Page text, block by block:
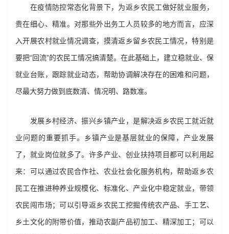
在疫情防控常态化背景下，为返乡农民工做好就业服务，
贵在细心、精准。对那些外出务工人员较多的地方而言，应深
入开展农村就业情况调查，摸清返乡留乡农民工情况，特别是
要把“回流”的农民工情况搞清楚。在此基础上，建立稳就业、保
就业台账，跟踪就业动态，帮助协调解决存在的困难和问题，
尽最大努力做到底数清、情况明、路数准。
发展乡村经济、振兴乡镇产业，是解决返乡农民工就近就
业问题的重要抓手。乡镇产业是基层就业的保障，产业发展
了，就业岗位就多了。许多产业、创业扶持项目都可以利用起
来：可以通过农民合作社、农业社会化服务机构，帮助返乡农
民工在推进种养业规模化、标准化、产业化中稳定就业，带领
农民闯市场；可以引导返乡农民工挖掘传统农产品、手工艺、
乡土文化的附带价值，推动农副产品初加工、精深加工；可以